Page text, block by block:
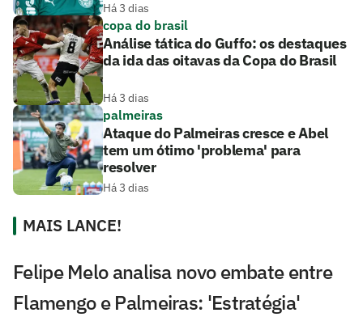
Há 3 dias
copa do brasil
Análise tática do Guffo: os destaques
da ida das oitavas da Copa do Brasil
Há 3 dias
palmeiras
Ataque do Palmeiras cresce e Abel
tem um ótimo 'problema' para
resolver
Há 3 dias
MAIS LANCE!
Felipe Melo analisa novo embate entre
Flamengo e Palmeiras: 'Estratégia'